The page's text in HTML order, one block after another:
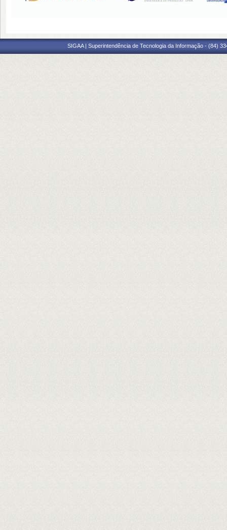
SIGAA | Superintendência de Tecnologia da Informação - (84)